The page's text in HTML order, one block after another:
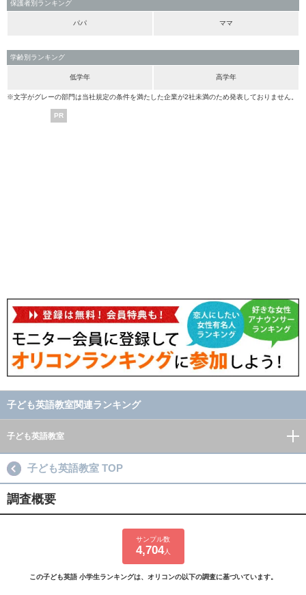
保護者別ランキング
パパ ママ
学齢別ランキング
低学年 高学年
※文字がグレーの部門は当社規定の条件を満たした企業が2社未満のため発表しておりません。
PR
子ども英語教室関連ランキング
子ども英語教室
子ども英語教室 TOP
調査概要
サンプル数
4,704人
この子ども英語 小学生ランキングは、オリコンの以下の調査に基づいています。